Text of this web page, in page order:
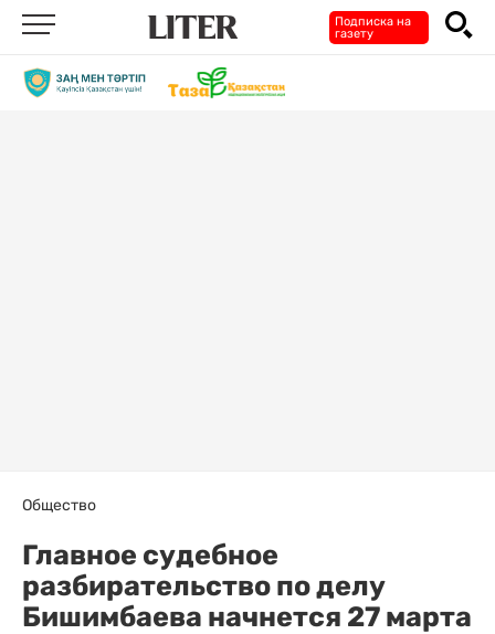
Подписка на
газету
Общество
Главное судебное
разбирательство по делу
Бишимбаева начнется 27 марта